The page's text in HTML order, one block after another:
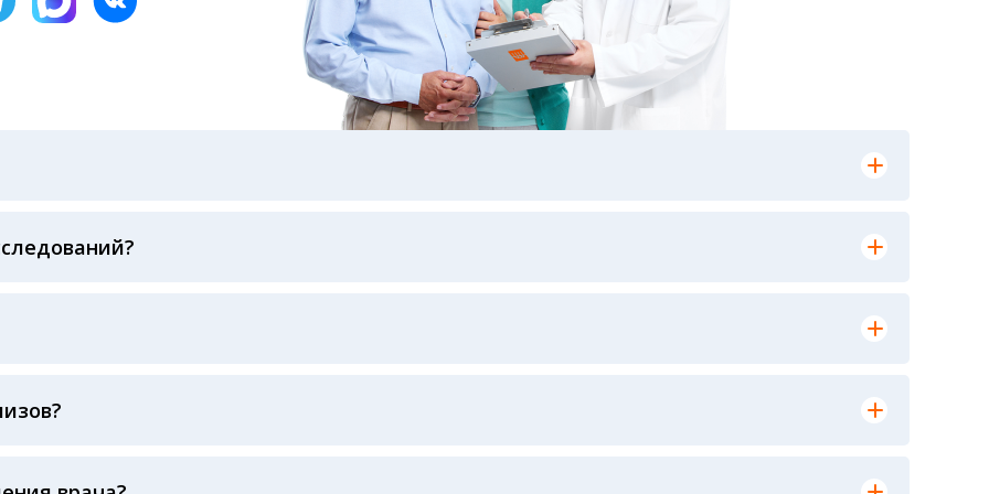
об оплате
соблюдением международных стандартов выполнения лабораторных исследований и